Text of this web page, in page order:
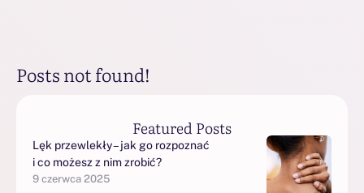
Posts not found!
Featured Posts
Lęk przewlekły – jak go rozpoznać
i co możesz z nim zrobić?
9 czerwca 2025